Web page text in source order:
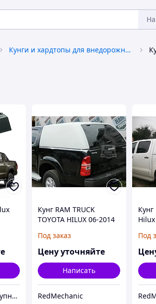
Кунги и хардтопы для внедорожников
FORZA - Самый крупный тюнинг-маркет в Казахстане
Кунг RAM TRUCK
TOYOTA HILUX 06-2014
Под заказ
Цену уточняйте
Написать
RedMechanic
Под